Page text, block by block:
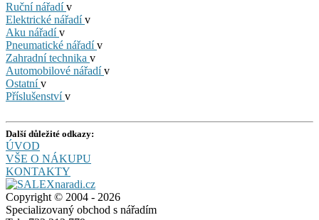
Ruční nářadív
Elektrické nářadív
Aku nářadív
Pneumatické nářadív
Zahradní technika v
Automobilové nářadív
Ostatnív
Příslušenstvív
Další důležité odkazy:
ÚVOD
VŠE O NÁKUPU
KONTAKTY
Copyright © 2004 - 2026
Specializovaný obchod s nářadím